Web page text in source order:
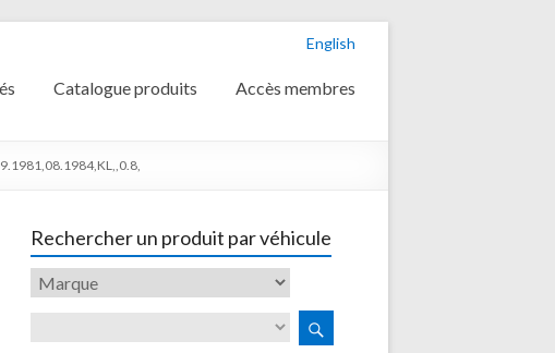
English
Catalogue produits Accès membres
Rechercher un produit par véhicule